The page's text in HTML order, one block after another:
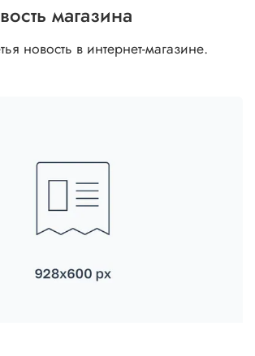
магазина
новость в интернет-магазине.